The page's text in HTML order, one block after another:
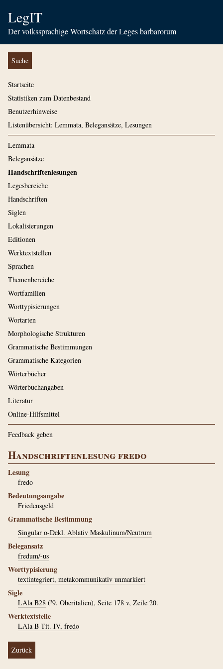
LegIT
Der volkssprachige Wortschatz der Leges barbarorum
Suche
Startseite
Statistiken zum Datenbestand
Benutzerhinweise
Listenübersicht: Lemmata, Belegansätze, Lesungen
Lemmata
Belegansätze
Handschriftenlesungen
Legesbereiche
Handschriften
Siglen
Lokalisierungen
Editionen
Werktextstellen
Sprachen
Themenbereiche
Wortfamilien
Worttypisierungen
Wortarten
Morphologische Strukturen
Grammatische Bestimmungen
Grammatische Kategorien
Wörterbücher
Wörterbuchangaben
Literatur
Online-Hilfsmittel
Feedback geben
Handschriftenlesung fredo
Lesung
fredo
Bedeutungsangabe
Friedensgeld
Grammatische Bestimmung
Singular o-Dekl. Ablativ Maskulinum/Neutrum
Belegansatz
fredum/-us
Worttypisierung
textintegriert, metakommunikativ unmarkiert
Sigle
LAla B28 (²9. Oberitalien), Seite 178 v, Zeile 20.
Werktextstelle
LAla B Tit. IV, fredo
Zurück